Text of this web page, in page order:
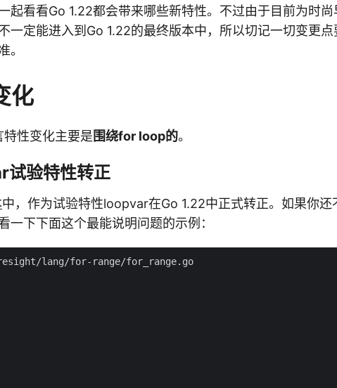
起看看Go 1.22都会带来哪些新特性。不过由于目前为时
一定能进入到Go 1.22的最终版本中，所以切记一切变更
。
化
特性变化主要是围绕for loop的。
试验特性转正
中，作为试验特性loopvar在Go 1.22中正式转正。如果你还
一下下面这个最能说明问题的示例：
lang/for-range/for_range.go